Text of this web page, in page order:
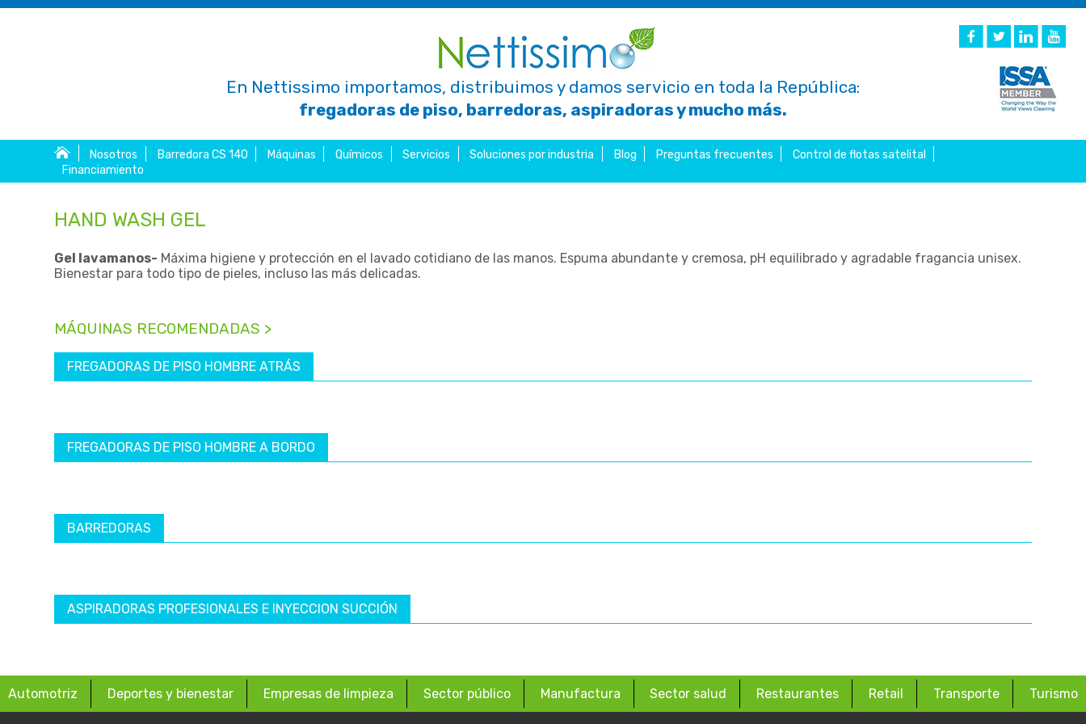
En Nettissimo importamos, distribuimos y damos servicio en toda la República:
fregadoras de piso, barredoras, aspiradoras y mucho más.
Nosotros Barredora CS 140 Máquinas Químicos Servicios Soluciones por industria Blog Preguntas frecuentes
Control de flotas satelital
Financiamiento
HAND WASH GEL
Gel lavamanos- Máxima higiene y protección en el lavado cotidiano de las manos. Espuma abundante y cremosa, pH equilibrado y agradable fragancia unisex.
Bienestar para todo tipo de pieles, incluso las más delicadas.
MÁQUINAS RECOMENDADAS >
FREGADORAS DE PISO HOMBRE ATRÁS
FREGADORAS DE PISO HOMBRE A BORDO
BARREDORAS
ASPIRADORAS PROFESIONALES E INYECCION SUCCIÓN
Automotriz Deportes y bienestar Empresas de limpieza Sector público Manufactura Sector salud Restaurantes Retail Transporte Turismo